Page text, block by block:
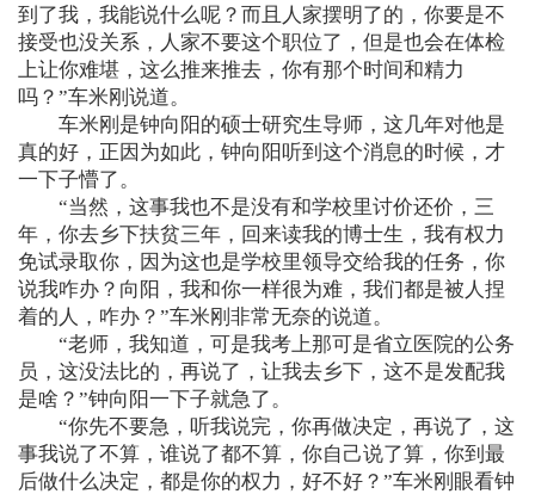
到了我，我能说什么呢？而且人家摆明了的，你要是不
接受也没关系，人家不要这个职位了，但是也会在体检
上让你难堪，这么推来推去，你有那个时间和精力
吗？”车米刚说道。
车米刚是钟向阳的硕士研究生导师，这几年对他是
真的好，正因为如此，钟向阳听到这个消息的时候，才
一下子懵了。
“当然，这事我也不是没有和学校里讨价还价，三
年，你去乡下扶贫三年，回来读我的博士生，我有权力
免试录取你，因为这也是学校里领导交给我的任务，你
说我咋办？向阳，我和你一样很为难，我们都是被人捏
着的人，咋办？”车米刚非常无奈的说道。
“老师，我知道，可是我考上那可是省立医院的公务
员，这没法比的，再说了，让我去乡下，这不是发配我
是啥？”钟向阳一下子就急了。
“你先不要急，听我说完，你再做决定，再说了，这
事我说了不算，谁说了都不算，你自己说了算，你到最
后做什么决定，都是你的权力，好不好？”车米刚眼看钟